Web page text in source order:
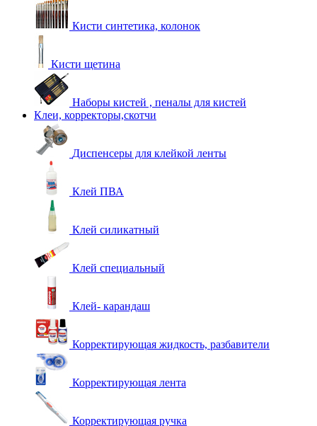
Кисти синтетика, колонок
Кисти щетина
Наборы кистей , пеналы для кистей
Клеи, корректоры,скотчи
Диспенсеры для клейкой ленты
Клей ПВА
Клей силикатный
Клей специальный
Клей- карандаш
Корректирующая жидкость, разбавители
Корректирующая лента
Корректирующая ручка